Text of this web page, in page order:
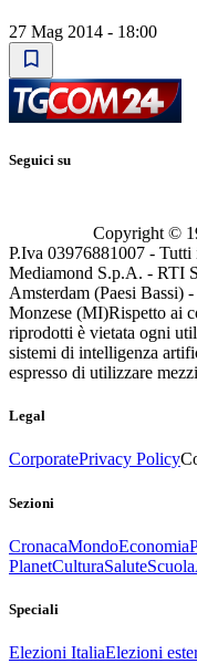
27 Mag 2014 - 18:00
Seguici su
Copyright ©
P.Iva 03976881007 -
Mediamond S.p.A. - RTI
Amsterdam (Paesi
Monzese (MI)Rispetto ai
riprodotti è vietata ogni
sistemi di intelligenza
espresso di utilizzare
Legal
CorporatePrivacy Policy
Sezioni
CronacaMondoEconomia
PlanetCulturaSaluteScuola
Speciali
Elezioni ItaliaElezioni